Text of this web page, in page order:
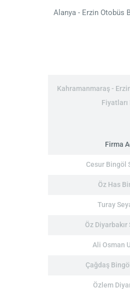
Alanya - Erzin Otobüs
Kahramanmaraş -
Firma
Cesur Bingöl
Öz Has
Turay
Öz
Ali Osman
Çağdaş
Özlem